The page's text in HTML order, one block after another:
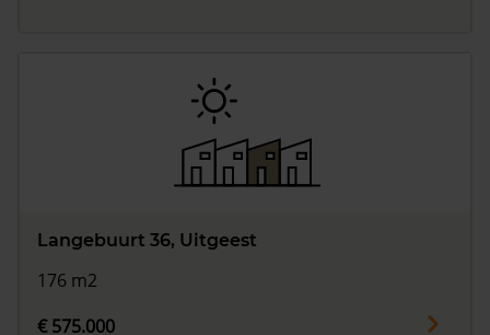
Langebuurt 36, Uitgeest
176 m2
€ 575.000